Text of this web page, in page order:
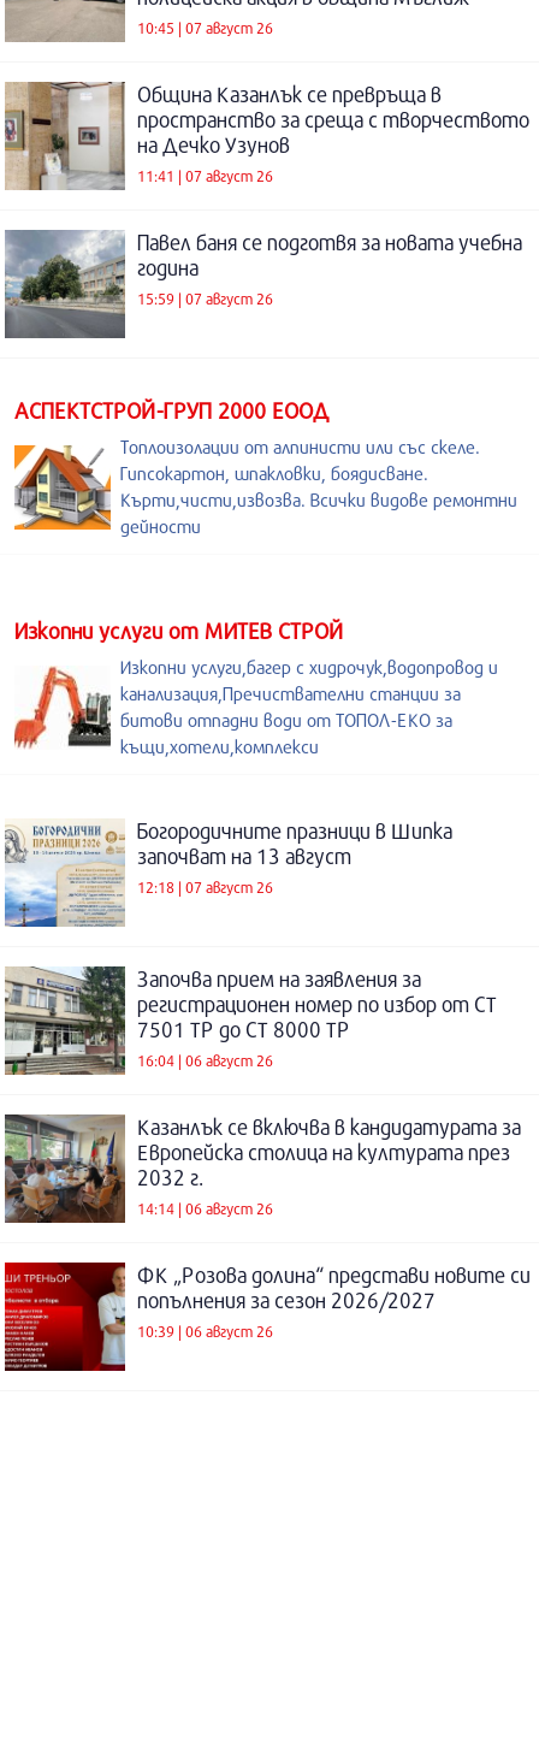
10:45 | 07 август 26
Община Казанлък се превръща в
пространство за среща с творчеството
на Дечко Узунов
11:41 | 07 август 26
Павел баня се подготвя за новата учебна
година
15:59 | 07 август 26
АСПЕКТСТРОЙ-ГРУП 2000 ЕООД
Топлоизолации от алпинисти или със скеле.
Гипсокартон, шпакловки, боядисване.
Кърти,чисти,извозва. Всички видове ремонтни
дейности
Изкопни услуги от МИТЕВ СТРОЙ
Изкопни услуги,багер с хидрочук,водопровод и
канализация,Пречиствателни станции за
битови отпадни води от ТОПОЛ-ЕКО за
къщи,хотели,комплекси
Богородичните празници в Шипка
започват на 13 август
12:18 | 07 август 26
Започва прием на заявления за
регистрационен номер по избор от СТ
7501 ТР до СТ 8000 ТР
16:04 | 06 август 26
Казанлък се включва в кандидатурата за
Европейска столица на културата през
2032 г.
14:14 | 06 август 26
ФК „Розова долина“ представи новите си
попълнения за сезон 2026/2027
10:39 | 06 август 26